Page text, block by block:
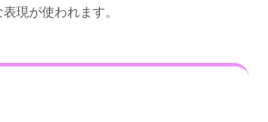
現が使われます。